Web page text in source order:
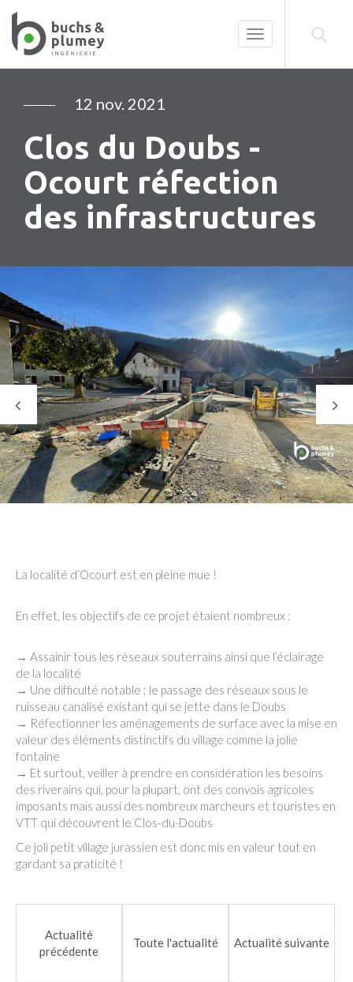
Toggle
navigation
12 nov. 2021
Clos du Doubs -
Ocourt réfection
des infrastructures
La localité d’Ocourt est en pleine mue !
En effet, les objectifs de ce projet étaient nombreux :
→ Assainir tous les réseaux souterrains ainsi que l’éclairage
de la localité
→ Une difficulté notable ; le passage des réseaux sous le
ruisseau canalisé existant qui se jette dans le Doubs
→ Réfectionner les aménagements de surface avec la mise en
valeur des éléments distinctifs du village comme la jolie
fontaine
→ Et surtout, veiller à prendre en considération les besoins
des riverains qui, pour la plupart, ont des convois agricoles
imposants mais aussi des nombreux marcheurs et touristes en
VTT qui découvrent le Clos-du-Doubs
Ce joli petit village jurassien est donc mis en valeur tout en
gardant sa praticité !
Actualité
précédente
Toute l'actualité Actualité suivante